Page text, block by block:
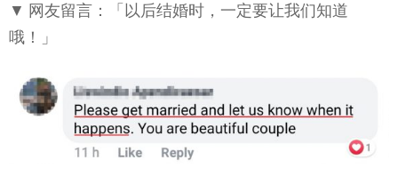
▼ 网友留言：「以后结婚时，一定要让我们知道
哦！」